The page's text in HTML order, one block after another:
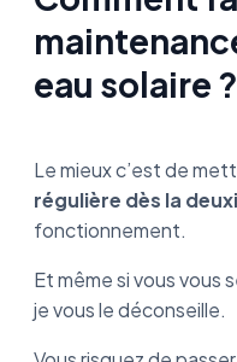
eau solaire ?
Le mieux c’est de
régulière dès la
fonctionnement.
Et même si vous vous
je vous le déconseille.